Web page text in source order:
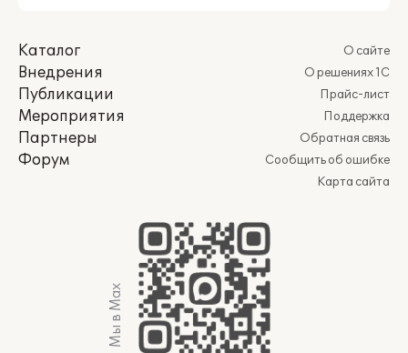
Каталог
Внедрения
Публикации
Мероприятия
Партнеры
Форум
О сайте
О решениях 1С
Прайс-лист
Поддержка
Обратная связь
Сообщить об ошибке
Карта сайта
Мы в Max